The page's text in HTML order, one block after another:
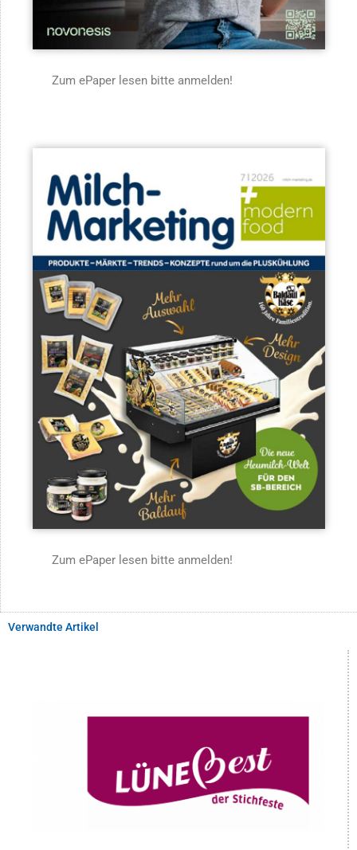
Zum ePaper lesen bitte anmelden!
Zum ePaper lesen bitte anmelden!
Verwandte Artikel